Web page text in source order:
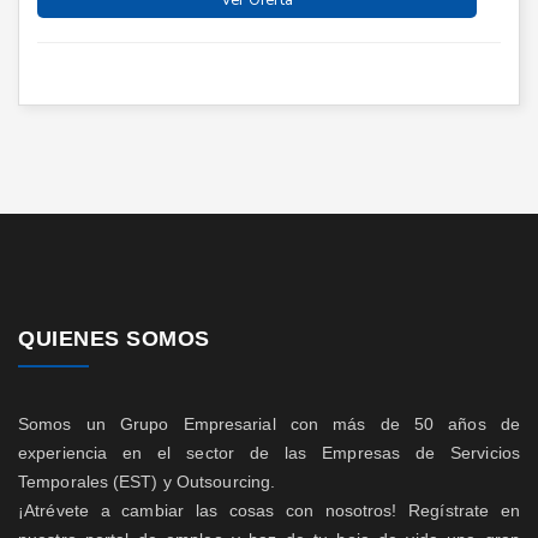
QUIENES SOMOS
Somos un Grupo Empresarial con más de 50 años de
experiencia en el sector de las Empresas de Servicios
Temporales (EST) y Outsourcing.
¡Atrévete a cambiar las cosas con nosotros! Regístrate en